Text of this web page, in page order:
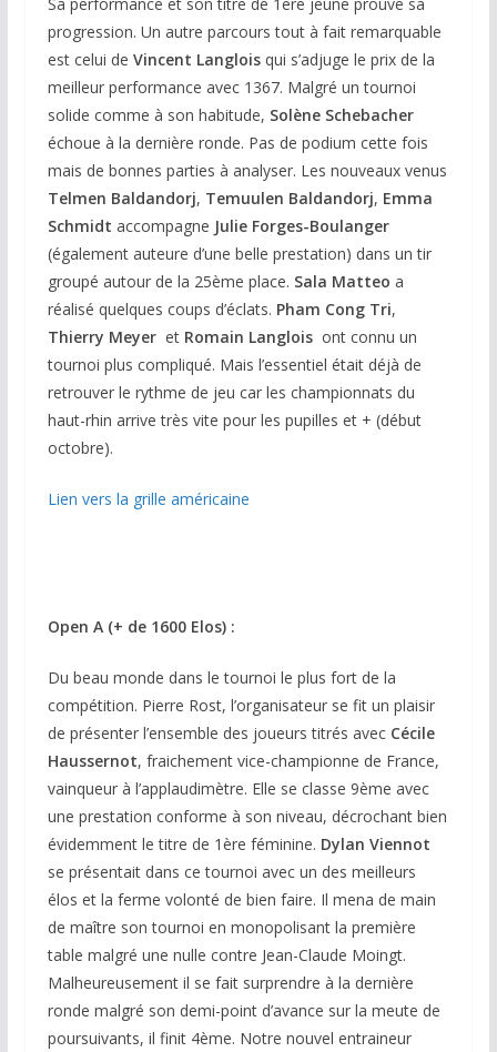
progression. Un autre parcours tout à fait remarquable
est celui de Vincent Langloisqui s’adjuge le prix de la
meilleur performance avec 1367. Malgré un tournoi
solide comme à son habitude, Solène Schebacher
échoue à la dernière ronde. Pas de podium cette fois
mais de bonnes parties à analyser. Les nouveaux venus
Telmen Baldandorj, Temuulen Baldandorj, Emma
Schmidt accompagne Julie Forges-Boulanger
(également auteure d’une belle prestation) dans un tir
groupé autour de la 25ème place. Sala Matteo a
réalisé quelques coups d’éclats. Pham Cong Tri,
Thierry Meyer et Romain Langlois ont connu un
tournoi plus compliqué. Mais l’essentiel était déjà de
retrouver le rythme de jeu car les championnats du
haut-rhin arrive très vite pour les pupilles et + (début
octobre).
Lien vers la grille américaine
Open A (+ de 1600 Elos) :
Du beau monde dans le tournoi le plus fort de la
compétition. Pierre Rost, l’organisateur se fit un plaisir
de présenter l’ensemble des joueurs titrés avec Cécile
Haussernot, fraichement vice-championne de France,
vainqueur à l’applaudimètre. Elle se classe 9ème avec
une prestation conforme à son niveau, décrochant bien
évidemment le titre de 1ère féminine. Dylan Viennot
se présentait dans ce tournoi avec un des meilleurs
élos et la ferme volonté de bien faire. Il mena de main
de maître son tournoi en monopolisant la première
table malgré une nulle contre Jean-Claude Moingt.
Malheureusement il se fait surprendre à la dernière
ronde malgré son demi-point d’avance sur la meute de
poursuivants, il finit 4ème. Notre nouvel entraineur